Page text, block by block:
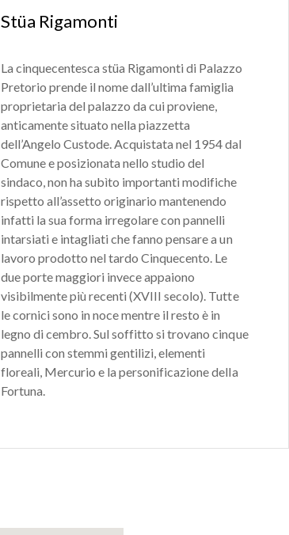
Stüa Rigamonti
La cinquecentesca stüa Rigamonti di Palazzo
Pretorio prende il nome dall’ultima famiglia
proprietaria del palazzo da cui proviene,
anticamente situato nella piazzetta
dell’Angelo Custode. Acquistata nel 1954 dal
Comune e posizionata nello studio del
sindaco, non ha subìto importanti modifiche
rispetto all’assetto originario mantenendo
infatti la sua forma irregolare con pannelli
intarsiati e intagliati che fanno pensare a un
lavoro prodotto nel tardo Cinquecento. Le
due porte maggiori invece appaiono
visibilmente più recenti (XVIII secolo). Tutte
le cornici sono in noce mentre il resto è in
legno di cembro. Sul soffitto si trovano cinque
pannelli con stemmi gentilizi, elementi
floreali, Mercurio e la personificazione della
Fortuna.